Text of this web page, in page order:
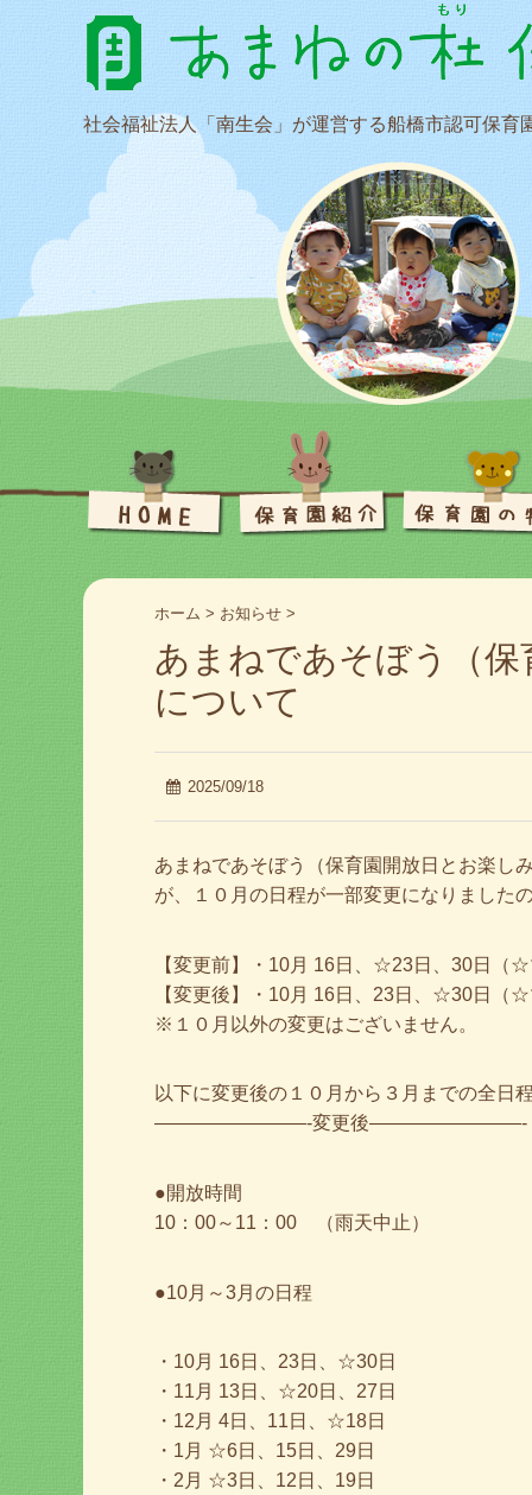
社会福祉法人「南生会」が運営する船橋市認可保育
ホーム > お知らせ >
あまねであそぼう（
について
2025/09/18
あまねであそぼう（保育園開放日とお楽し
が、１０月の日程が一部変更になりました
【変更前】・10月 16日、☆23日、30日（
【変更後】・10月 16日、23日、☆30日（
※１０月以外の変更はございません。
以下に変更後の１０月から３月までの全日
————————-変更後————————-
●開放時間
10：00～11：00 （雨天中止）
●10月～3月の日程
・10月 16日、23日、☆30日
・11月 13日、☆20日、27日
・12月 4日、11日、☆18日
・1月 ☆6日、15日、29日
・2月 ☆3日、12日、19日